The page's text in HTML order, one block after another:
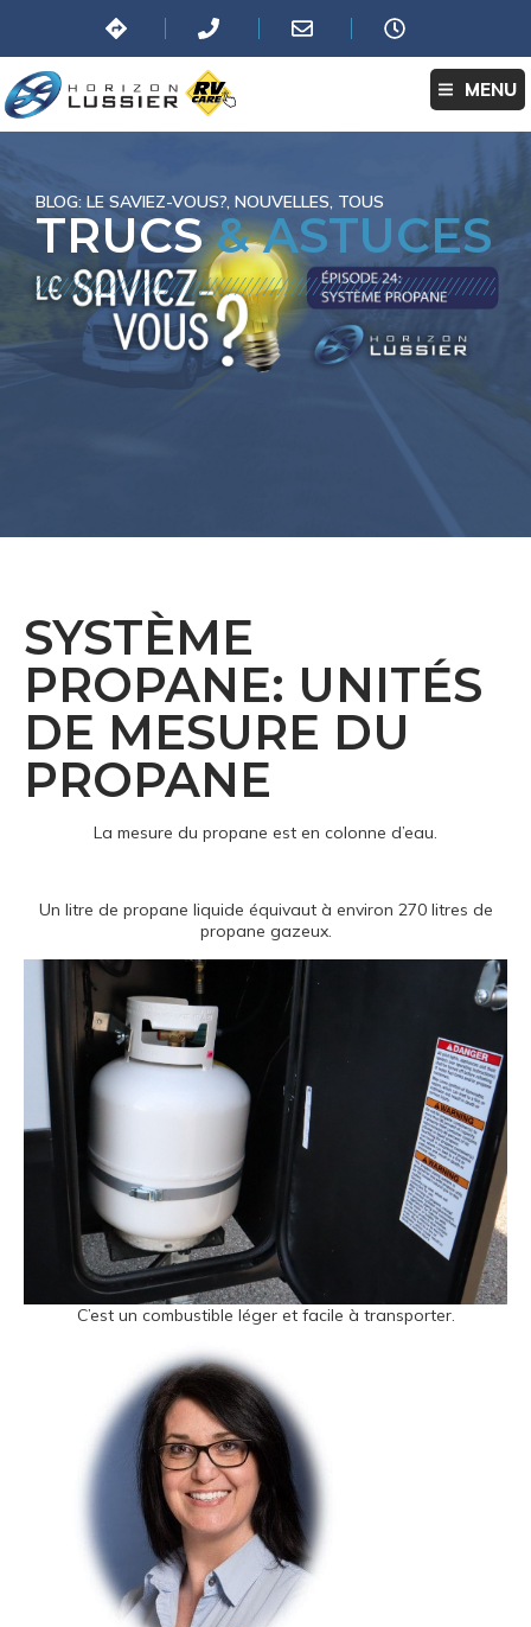
MENU
BLOG: LE SAVIEZ-VOUS?, NOUVELLES, TOUS
TRUCS& ASTUCES
SYSTÈME
PROPANE: UNITÉS
DE MESURE DU
PROPANE
La mesure du propane est en colonne d’eau.
Un litre de propane liquide équivaut à environ 270 litres de
propane gazeux.
C’est un combustible léger et facile à transporter.